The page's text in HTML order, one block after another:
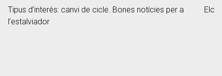
Tipus d’interès: canvi de cicle. Bones notícies per a
l’estalviador
Elon